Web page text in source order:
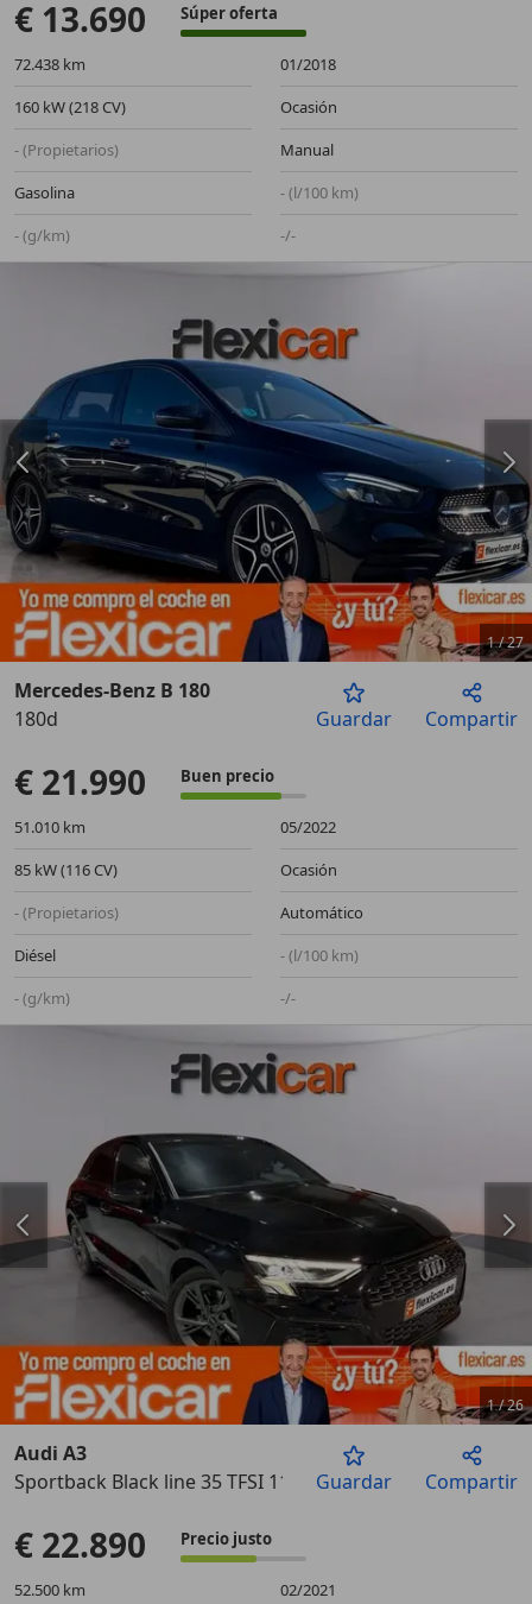
€ 13.690 Súper oferta
72.438 km
01/2018
160 kW (218 CV)
Ocasión
- (Propietarios)
Manual
Gasolina
- (l/100 km)
- (g/km)
-/-
Anterior
1/27
Mercedes-Benz B 180
180d
Guardar Compartir
€ 21.990 Buen precio
51.010 km
05/2022
85 kW (116 CV)
Ocasión
- (Propietarios)
Automático
Diésel
- (l/100 km)
- (g/km)
-/-
Anterior
1/26
Audi A3
Sportback Black line 35 TFSI 110kW S tro
Guardar Compartir
€ 22.890 Precio justo
52.500 km
02/2021